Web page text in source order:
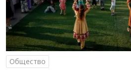
Общество